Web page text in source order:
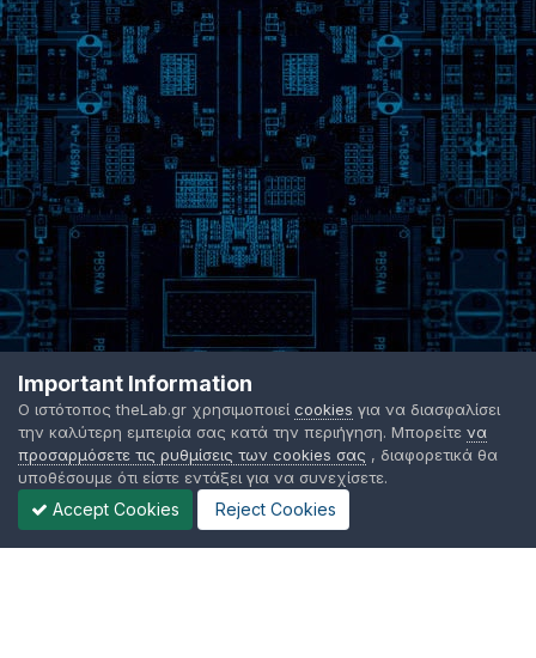
Important Information
Ο ιστότοπος theLab.gr χρησιμοποιεί cookies για να διασφαλίσει
την καλύτερη εμπειρία σας κατά την περιήγηση. Μπορείτε να
προσαρμόσετε τις ρυθμίσεις των cookies σας , διαφορετικά θα
υποθέσουμε ότι είστε εντάξει για να συνεχίσετε.
Accept Cookies Reject Cookies